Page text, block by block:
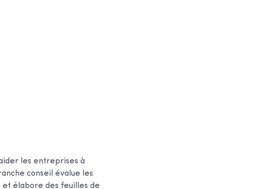
les entreprises à
conseil évalue les
et élabore des feuilles de